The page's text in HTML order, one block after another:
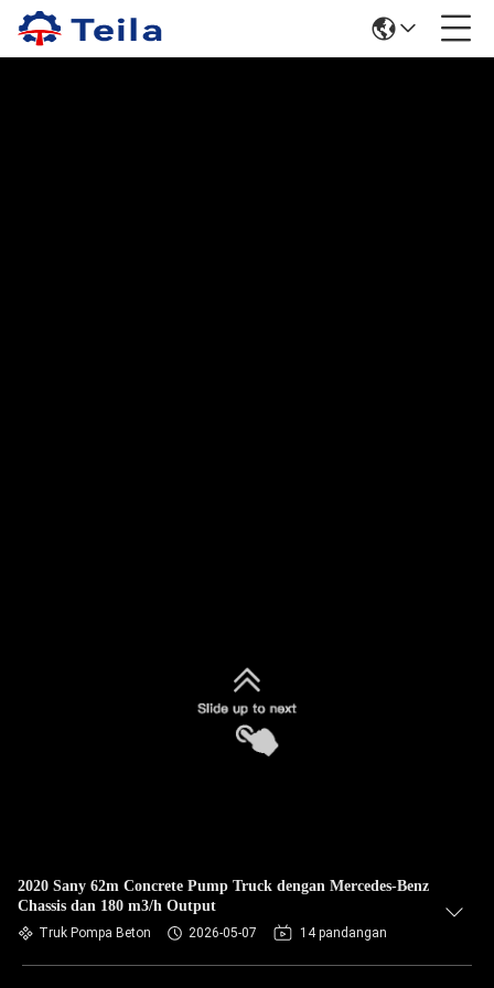
2020 Sany 62m Concrete Pump Truck dengan Mercedes-Benz
Chassis dan 180 m3/h Output
Truk Pompa Beton 2026-05-07 14 pandangan